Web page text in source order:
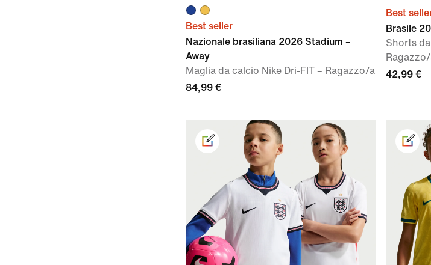
Best seller
Nazionale brasiliana 2026 Stadium –
Away
Maglia da calcio Nike Dri-FIT – Ragazzo/a
84,99 €
Best
Brasile
Shorts
42,99 €